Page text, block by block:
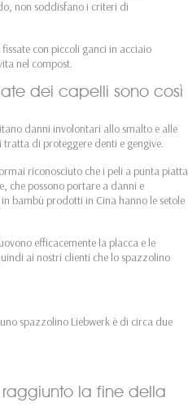
non soddisfano i criteri di
con piccoli ganci in acciaio
nel compost.
dei capelli sono così
danni involontari allo smalto e alle
di proteggere denti e gengive.
riconosciuto che i peli a punta piatta
che possono portare a danni e
bambù prodotti in Cina hanno le setole
efficacemente la placca e le
ai nostri clienti che lo spazzolino
spazzolino Liebwerk è di circa due
la fine della